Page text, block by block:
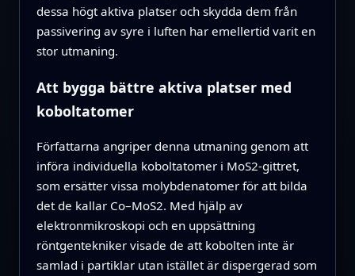
dessa högt aktiva platser och skydda dem från
passivering av syre i luften har emellertid varit en
stor utmaning.
Att bygga bättre aktiva platser med
koboltatomer
Författarna angriper denna utmaning genom att
införa individuella koboltatomer i MoS2-gittret,
som ersätter vissa molybdenatomer för att bilda
det de kallar Co–MoS2. Med hjälp av
elektronmikroskopi och en uppsättning
röntgentekniker visade de att kobolten inte är
samlad i partiklar utan istället är dispergerad som